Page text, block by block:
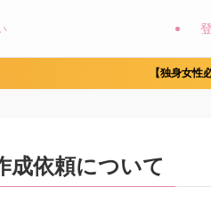
【独身女
成依頼について